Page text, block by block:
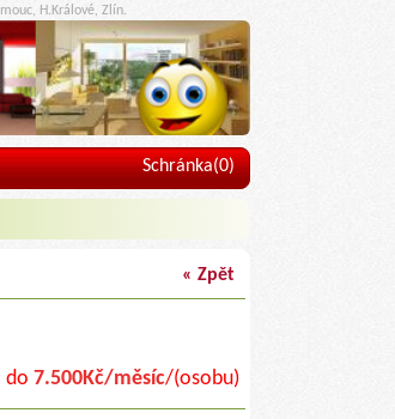
H.Králové, Zlín.
Schránka(0)
« Zpět
do 7.500Kč/měsíc/(osobu)